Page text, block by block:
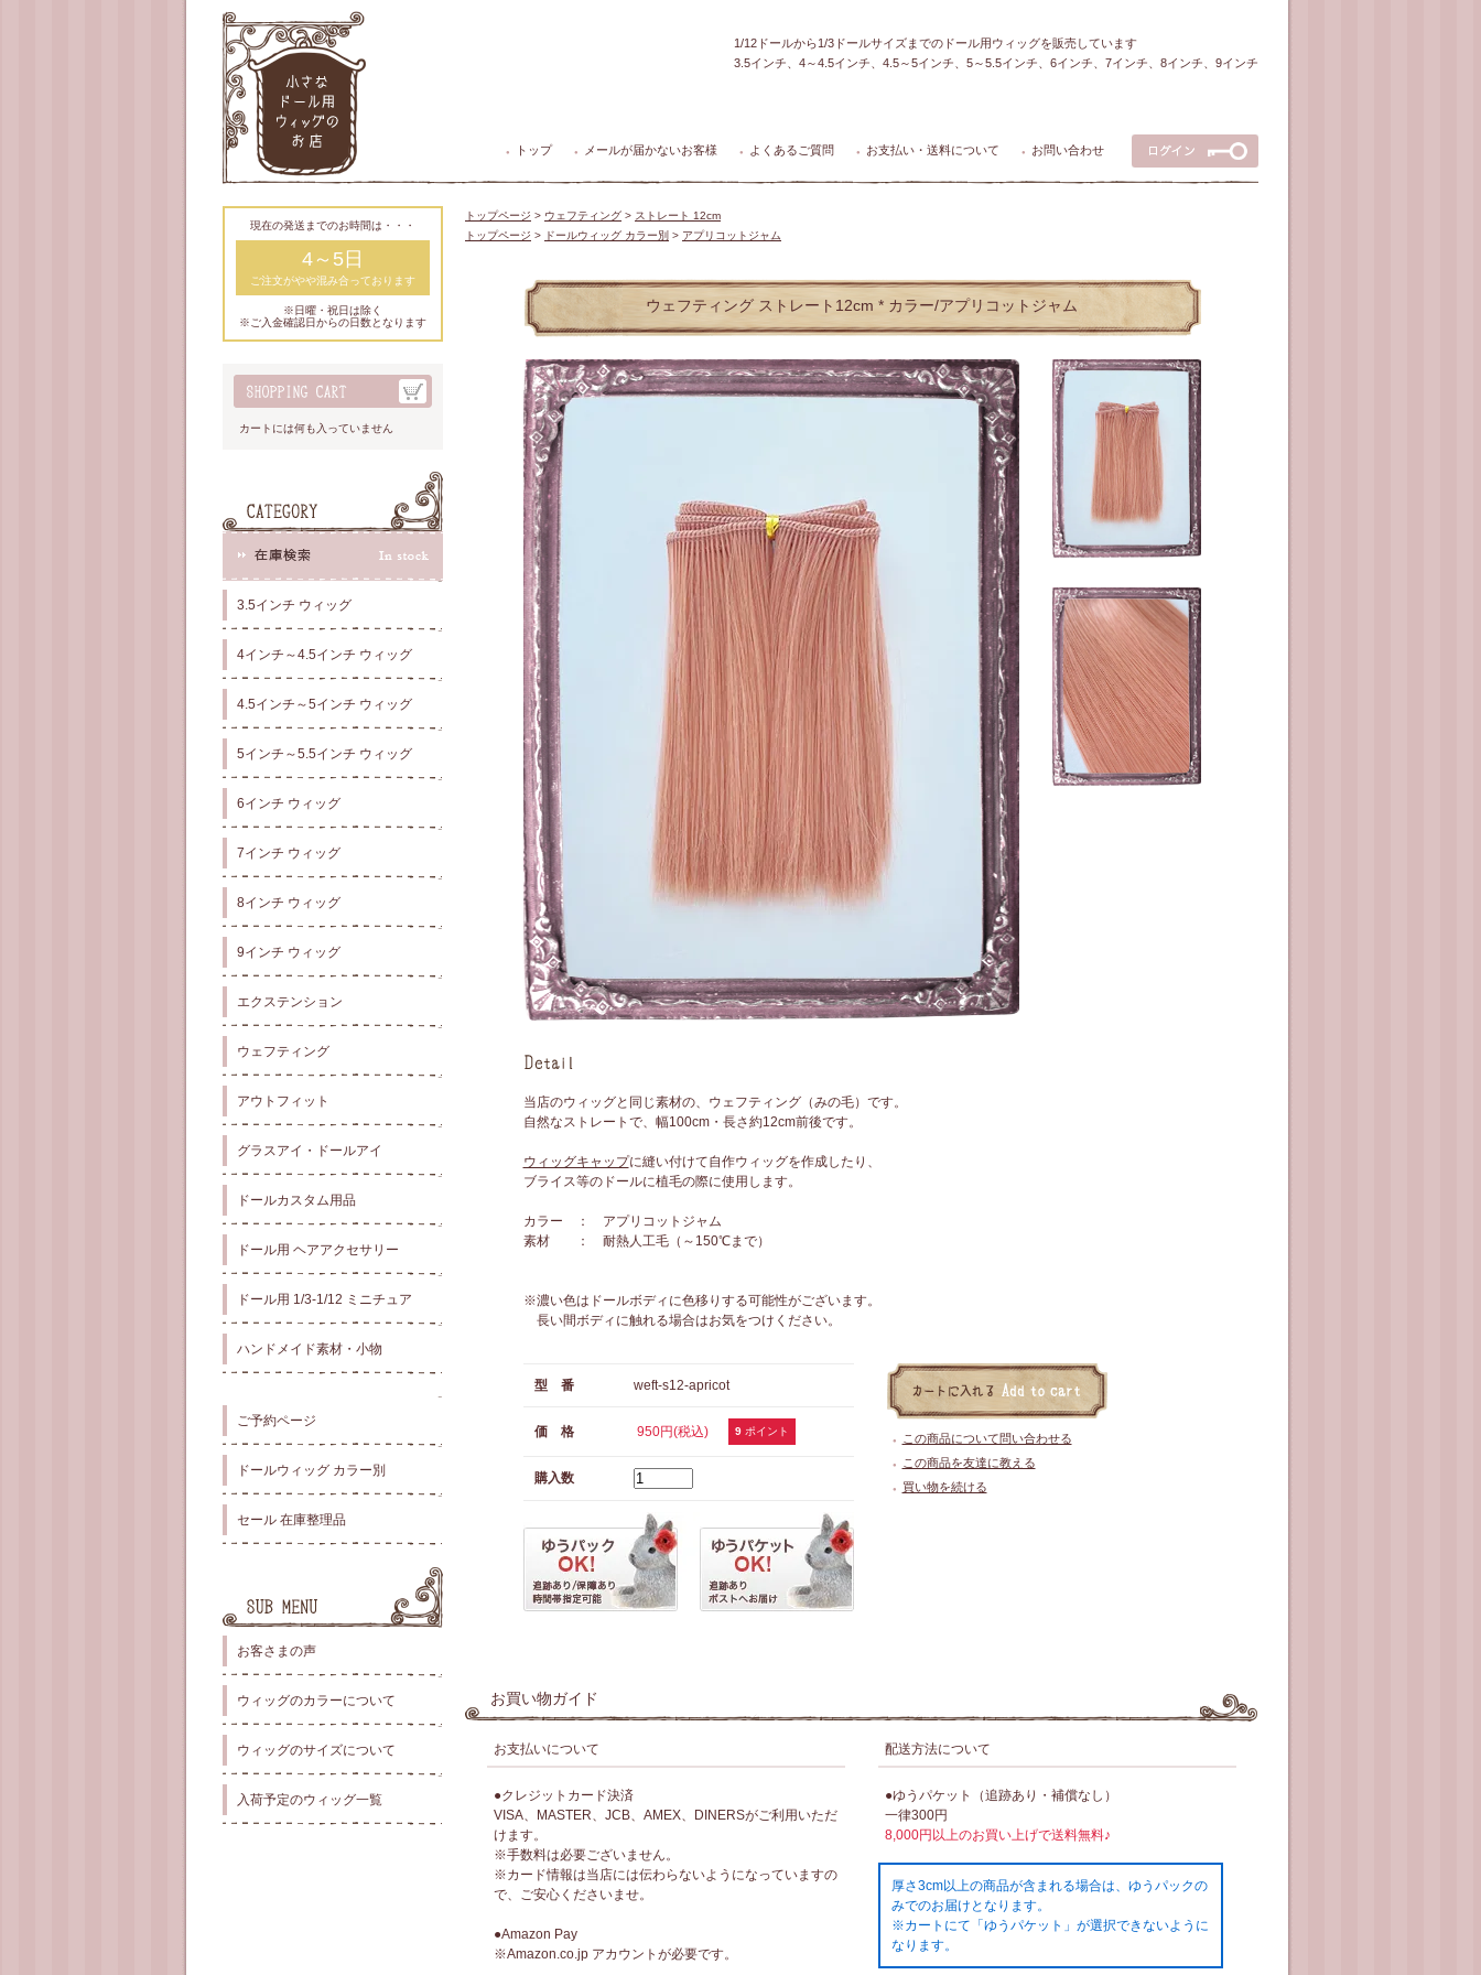
1/12ドールから1/3ドールサイズまでのドール用ウィッグを販売しています
3.5インチ、4～4.5インチ、4.5～5インチ、5～5.5インチ、6インチ、7インチ、8インチ、9インチ
● トップ ● メールが届かないお客様 ● よくあるご質問 ● お支払い・送料について ● お問い合わせ
現在の発送までのお時間は・・・
4～5日
ご注文がやや混み合っております
※日曜・祝日は除く
※ご入金確認日からの日数となります
カートには何も入っていません
3.5インチ ウィッグ
4インチ～4.5インチ ウィッグ
4.5インチ～5インチ ウィッグ
5インチ～5.5インチ ウィッグ
6インチ ウィッグ
7インチ ウィッグ
8インチ ウィッグ
9インチ ウィッグ
エクステンション
ウェフティング
アウトフィット
グラスアイ・ドールアイ
ドールカスタム用品
ドール用 ヘアアクセサリー
ドール用 1/3-1/12 ミニチュア
ハンドメイド素材・小物
ご予約ページ
ドールウィッグ カラー別
セール 在庫整理品
お客さまの声
ウィッグのカラーについて
ウィッグのサイズについて
入荷予定のウィッグ一覧
トップページ > ウェフティング > ストレート 12cm
トップページ > ドールウィッグ カラー別 > アプリコットジャム
ウェフティング ストレート12cm * カラー/アプリコットジャム
当店のウィッグと同じ素材の、ウェフティング（みの毛）です。
自然なストレートで、幅100cm・長さ約12cm前後です。
ウィッグキャップに縫い付けて自作ウィッグを作成したり、
ブライス等のドールに植毛の際に使用します。
カラー ： アプリコットジャム
素材 ： 耐熱人工毛（～150℃まで）
※濃い色はドールボディに色移りする可能性がございます。
長い間ボディに触れる場合はお気をつけください。
型 番 weft-s12-apricot
価 格 950円(税込) 9ポイント
購入数
● この商品について問い合わせる
● この商品を友達に教える
● 買い物を続ける
お買い物ガイド
お支払いについて
●クレジットカード決済
VISA、MASTER、JCB、AMEX、DINERSがご利用いただ
けます。
※手数料は必要ございません。
※カード情報は当店には伝わらないようになっていますの
で、ご安心くださいませ。
●Amazon Pay
※Amazon.co.jp アカウントが必要です。
配送方法について
●ゆうパケット（追跡あり・補償なし）
一律300円
8,000円以上のお買い上げで送料無料♪
厚さ3cm以上の商品が含まれる場合は、ゆうパックの
みでのお届けとなります。
※カートにて「ゆうパケット」が選択できないように
なります。